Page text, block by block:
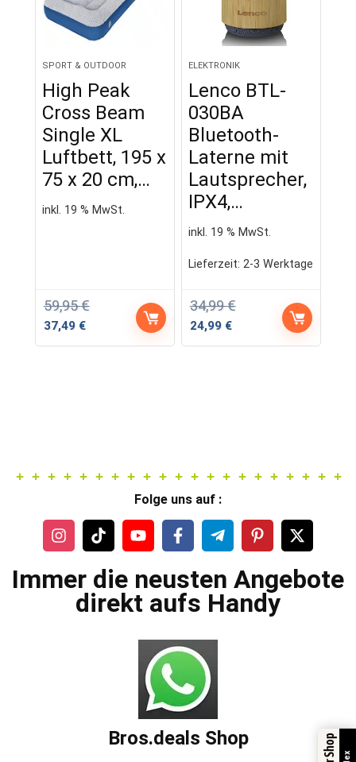
SPORT & OUTDOOR
High Peak
Cross Beam
Single XL
Luftbett, 195 x
75 x 20 cm,…
59,95€
Ursprünglicher
37,49 €Aktueller
inkl. 19 % MwSt.
ELEKTRONIK
Lenco BTL-
030BA
Bluetooth-
Laterne mit
Lautsprecher,
IPX4,…
34,99€
Ursprünglicher
24,99 €Aktueller
inkl. 19 % MwSt.
Lieferzeit: 2-3 Werktage
Folge uns auf :
Immer die neusten Angebote
direkt aufs Handy
Bros.deals Shop